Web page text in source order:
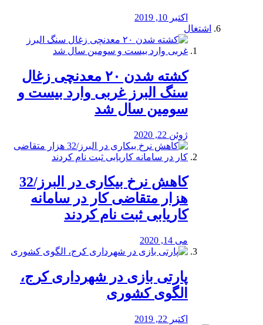
اکتبر 10, 2019
اشتغال
کشته شدن ۲۰ معدنچی زغال
سنگ البرز غربی وارد بیست و
سومین سال شد
ژوئن 22, 2020
کاهش نرخ بیکاری در البرز/32
هزار متقاضی کار در سامانه
کاریابی ثبت نام کردند
می 14, 2020
پارتی بازی در شهرداری کرج،
الگوی کشوری
اکتبر 22, 2019